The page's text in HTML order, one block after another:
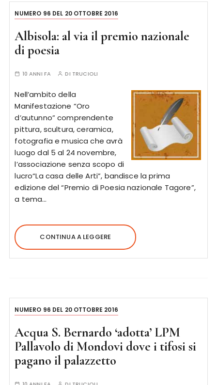
NUMERO 96 DEL 20 OTTOBRE 2016
Albisola: al via il premio nazionale
di poesia
10 ANNI FA DI TRUCIOLI
Nell’ambito della
Manifestazione “Oro
d’autunno” comprendente
pittura, scultura, ceramica,
fotografia e musica che avrà
luogo dal 5 al 24 novembre,
l’associazione senza scopo di
lucro“La casa delle Arti”, bandisce la prima
edizione del “Premio di Poesia nazionale Tagore”,
a tema…
CONTINUA A LEGGERE
NUMERO 96 DEL 20 OTTOBRE 2016
Acqua S. Bernardo ‘adotta’ LPM
Pallavolo di Mondovi dove i tifosi si
pagano il palazzetto